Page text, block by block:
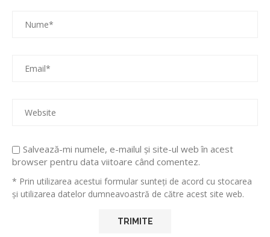
Salvează-mi numele, e-mailul și site-ul web în acest
browser pentru data viitoare când comentez.
* Prin utilizarea acestui formular sunteți de acord cu stocarea
și utilizarea datelor dumneavoastră de către acest site web.